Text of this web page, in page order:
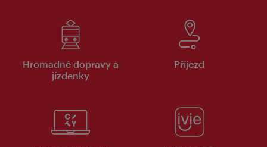
Hromadné dopravy a
jízdenky
Příjezd